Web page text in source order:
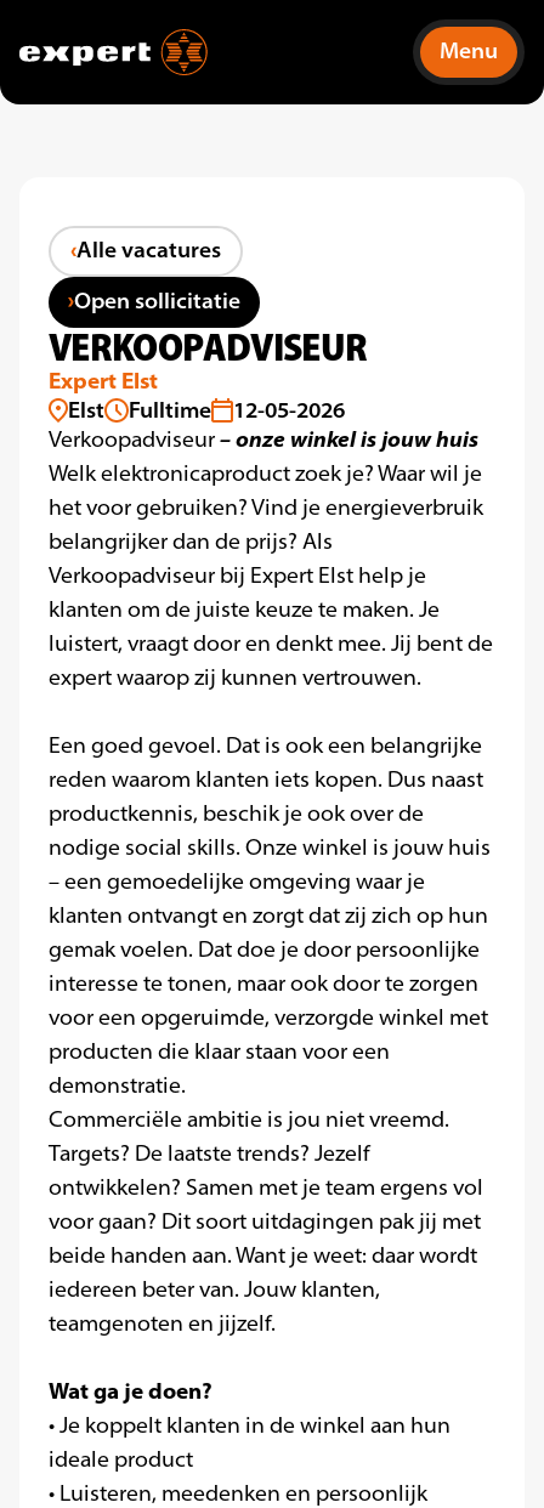
Menu
Alle vacatures
Open sollicitatie
VERKOOPADVISEUR
Expert Elst
Elst
Fulltime 12-05-2026
Verkoopadviseur– onze winkel is jouw huis
Welk elektronicaproduct zoek je? Waar wil je
het voor gebruiken? Vind je energieverbruik
belangrijker dan de prijs? Als
Verkoopadviseur bij Expert Elst help je
klanten om de juiste keuze te maken. Je
luistert, vraagt door en denkt mee. Jij bent de
expert waarop zij kunnen vertrouwen.
Een goed gevoel. Dat is ook een belangrijke
reden waarom klanten iets kopen. Dus naast
productkennis, beschik je ook over de
nodige social skills. Onze winkel is jouw huis
– een gemoedelijke omgeving waar je
klanten ontvangt en zorgt dat zij zich op hun
gemak voelen. Dat doe je door persoonlijke
interesse te tonen, maar ook door te zorgen
voor een opgeruimde, verzorgde winkel met
producten die klaar staan voor een
demonstratie.
Commerciële ambitie is jou niet vreemd.
Targets? De laatste trends? Jezelf
ontwikkelen? Samen met je team ergens vol
voor gaan? Dit soort uitdagingen pak jij met
beide handen aan. Want je weet: daar wordt
iedereen beter van. Jouw klanten,
teamgenoten en jijzelf.
Wat ga je doen?
• Je koppelt klanten in de winkel aan hun
ideale product
• Luisteren, meedenken en persoonlijk